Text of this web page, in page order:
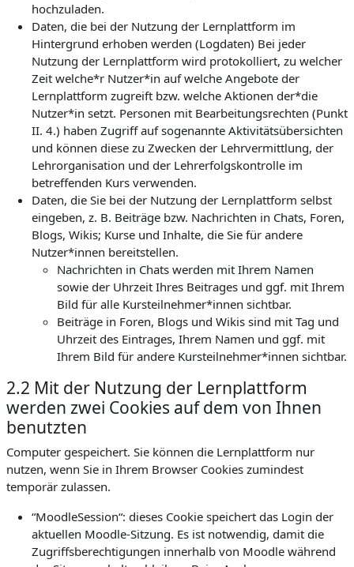
hochzuladen.
Daten, die bei der Nutzung der Lernplattform im
Hintergrund erhoben werden (Logdaten) Bei jeder
Nutzung der Lernplattform wird protokolliert, zu welcher
Zeit welche*r Nutzer*in auf welche Angebote der
Lernplattform zugreift bzw. welche Aktionen der*die
Nutzer*in setzt. Personen mit Bearbeitungsrechten (Punkt
II. 4.) haben Zugriff auf sogenannte Aktivitätsübersichten
und können diese zu Zwecken der Lehrvermittlung, der
Lehrorganisation und der Lehrerfolgskontrolle im
betreffenden Kurs verwenden.
Daten, die Sie bei der Nutzung der Lernplattform selbst
eingeben, z. B. Beiträge bzw. Nachrichten in Chats, Foren,
Blogs, Wikis; Kurse und Inhalte, die Sie für andere
Nutzer*innen bereitstellen.
Nachrichten in Chats werden mit Ihrem Namen
sowie der Uhrzeit Ihres Beitrages und ggf. mit Ihrem
Bild für alle Kursteilnehmer*innen sichtbar.
Beiträge in Foren, Blogs und Wikis sind mit Tag und
Uhrzeit des Eintrages, Ihrem Namen und ggf. mit
Ihrem Bild für andere Kursteilnehmer*innen sichtbar.
2.2 Mit der Nutzung der Lernplattform
werden zwei Cookies auf dem von Ihnen
benutzten
Computer gespeichert. Sie können die Lernplattform nur
nutzen, wenn Sie in Ihrem Browser Cookies zumindest
temporär zulassen.
“MoodleSession“: dieses Cookie speichert das Login der
aktuellen Moodle-Sitzung. Es ist notwendig, damit die
Zugriffsberechtigungen innerhalb von Moodle während